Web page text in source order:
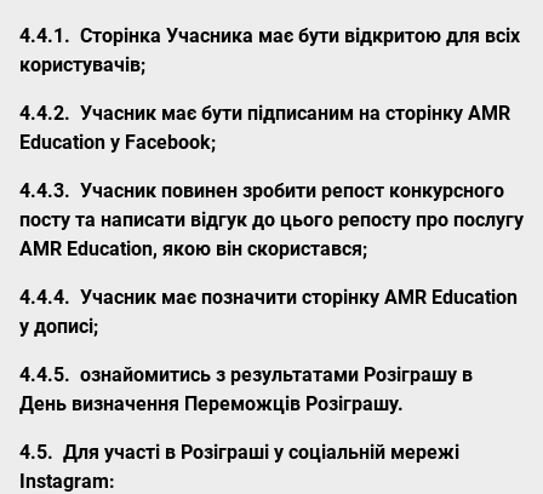
4.4.1. Сторінка Учасника має бути відкритою для всіх
користувачів;
4.4.2. Учасник має бути підписаним на сторінку AMR
Education у Facebook;
4.4.3. Учасник повинен зробити репост конкурсного
посту та написати відгук до цього репосту про послугу
AMR Education, якою він скористався;
4.4.4. Учасник має позначити сторінку AMR Education
у дописі;
4.4.5. ознайомитись з результатами Розіграшу в
День визначення Переможців Розіграшу.
4.5. Для участі в Розіграші у соціальній мережі
Instagram: